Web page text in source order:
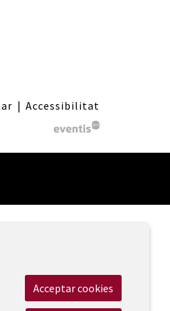
| Accessibilitat
Acceptar cookies